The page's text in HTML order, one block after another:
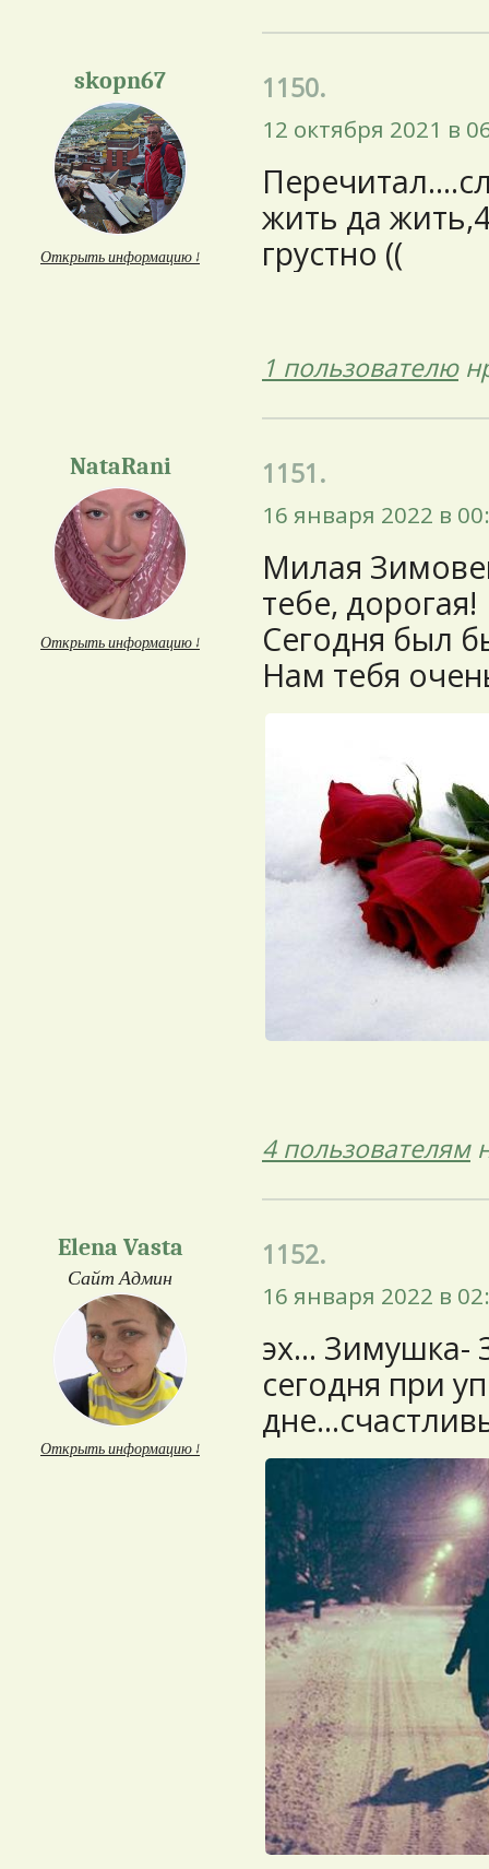
skopn67
Открыть информацию ↓
1150.
12 октября 2021 в
жить да
грустно ((
1 пользователю
NataRani
Открыть информацию ↓
1151.
16 января 2022 в
Милая
тебе, дорогая!
Сегодня был
Нам тебя
4 пользователям
Elena Vasta
Сайт Админ
Открыть информацию ↓
1152.
16 января 2022 в
эх... Зимушка-
сегодня при